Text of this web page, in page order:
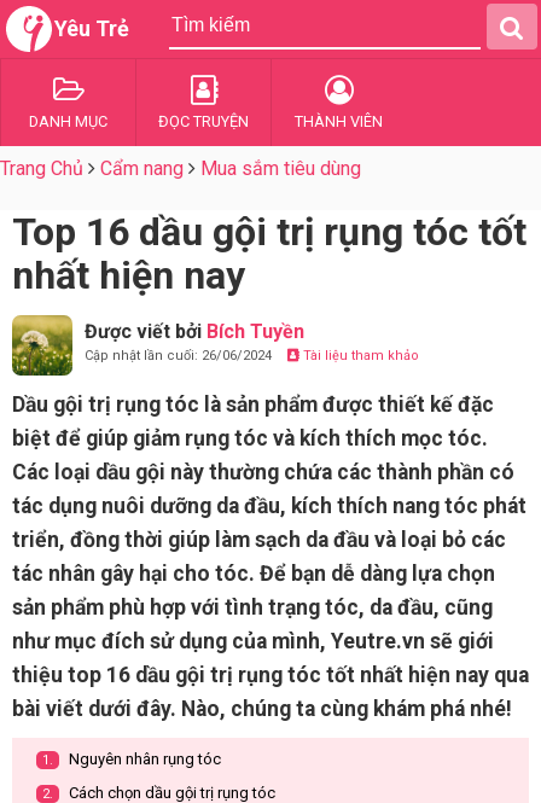
Yêu Trẻ
DANH MỤC ĐỌC TRUYỆN THÀNH VIÊN
Trang Chủ Cẩm nang Mua sắm tiêu dùng
Top 16 dầu gội trị rụng tóc tốt
nhất hiện nay
Được viết bởi Bích Tuyền
Cập nhật lần cuối: 26/06/2024 Tài liệu tham khảo
Dầu gội trị rụng tóc là sản phẩm được thiết kế đặc
biệt để giúp giảm rụng tóc và kích thích mọc tóc.
Các loại dầu gội này thường chứa các thành phần có
tác dụng nuôi dưỡng da đầu, kích thích nang tóc phát
triển, đồng thời giúp làm sạch da đầu và loại bỏ các
tác nhân gây hại cho tóc. Để bạn dễ dàng lựa chọn
sản phẩm phù hợp với tình trạng tóc, da đầu, cũng
như mục đích sử dụng của mình, Yeutre.vn sẽ giới
thiệu top 16 dầu gội trị rụng tóc tốt nhất hiện nay qua
bài viết dưới đây. Nào, chúng ta cùng khám phá nhé!
1. Nguyên nhân rụng tóc
2. Cách chọn dầu gội trị rụng tóc